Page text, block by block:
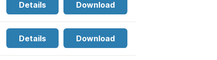
Download
Details
Download
Details